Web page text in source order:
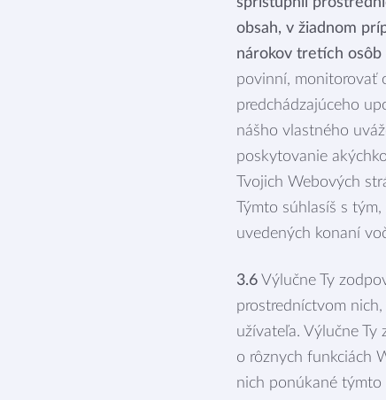
obsah, v žiadnom
nárokov tretích osôb
povinní, monitorovať
predchádzajúceho
nášho vlastného
poskytovanie
Tvojich Webových
Týmto súhlasíš s
uvedených konaní
3.6 Výlučne Ty
prostredníctvom
užívateľa. Výlučne
o rôznych funkciách
nich ponúkané týmto